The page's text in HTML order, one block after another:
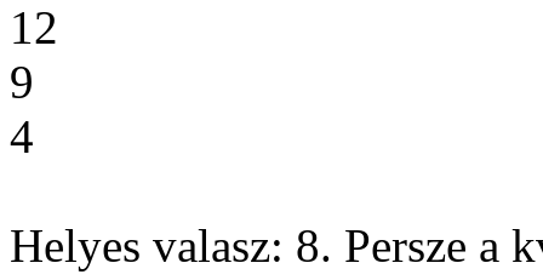
12
9
4
Helyes valasz: 8. Persze a